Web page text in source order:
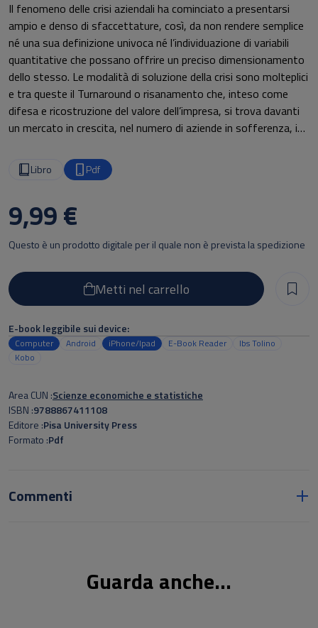
Il fenomeno delle crisi aziendali ha cominciato a presentarsi
ampio e denso di sfaccettature, così, da non rendere semplice
né una sua definizione univoca né l’individuazione di variabili
quantitative che possano offrire un preciso dimensionamento
dello stesso. Le modalità di soluzione della crisi sono molteplici
e tra queste il Turnaround o risanamento che, inteso come
difesa e ricostruzione del valore dell’impresa, si trova davanti
un mercato in crescita, nel numero di aziende in sofferenza, in
forti accelerazioni negli ultimi dieci anni, dovute ai fenomeni
patologici di cui sopra, ma anche per effetto di fattori
Turnaround da parte di investitori specializzati, i volture fund.
Muovendosi dalle considerazioni strategico-operative indicate
Turnaround, il leitmotive del libro è rappresentato dall’analisi dei
driver conoscitivi fondamentali per la pianificazione di un
L’obiettivo, infatti, è cogliere le opportunità di creazione di
valore partendo da una situazione di crisi.
Libro Pdf
9,99 €
Metti nel carrello
Questo è un prodotto digitale per il quale non è prevista la spedizione
E-book leggibile sui device:
Computer Android iPhone/Ipad E-Book Reader
Ibs Tolino
Kobo
Area CUN Scienze economiche e statistiche
ISBN 9788867411108
Editore Pisa University Press
Formato Pdf
Commenti
Guarda anche...